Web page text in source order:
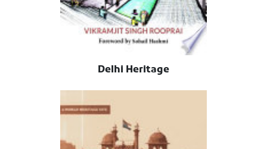
Delhi Heritage